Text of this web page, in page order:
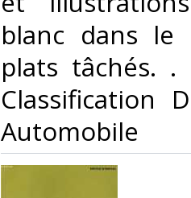
blanc dans le
plats tâchés.
Classification
Automobile‎